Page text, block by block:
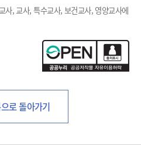
사, 교사, 특수교사, 보건교사, 영양교사에
로 돌아가기